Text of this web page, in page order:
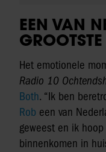
EEN VAN
Het emotionele
Radio 10
Both. “Ik ben
Rob een van
geweest en ik
binnenkomen in